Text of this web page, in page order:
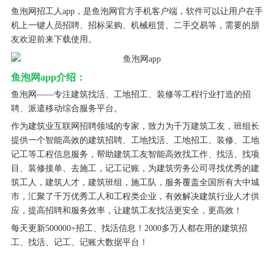
鱼泡网招工人app，是鱼泡网官方手机客户端，软件可以让用户在手
机上一键人员招聘、招标采购、机械租赁、二手交易等，需要的朋
友欢迎前来下载使用。
鱼泡网app介绍：
鱼泡网——专注建筑找活、工地招工、装修等工程行业打造的招
聘、派遣移动综合服务平台。
作为建筑业互联网招聘领域的专家，致力为千万建筑工友，班组长
提供一个智能高效的建筑招聘、工地找活、工地招工、装修、工地
记工等工程信息服务，帮助建筑工友智能高效找工作、找活、找项
目、装修接单、去施工，记工记账，为建筑劳务公司寻找优秀的建
筑工人，建筑人才，建筑班组，施工队，服务覆盖全国所有大中城
市，汇聚了千万优秀工人和工程类企业，有效解决建筑行业人才供
应，提高招聘和服务效率，让建筑工友找活更安全，更高效！
每天更新500000+招工、找活信息！2000多万人都在用的建筑招
工、找活、记工、记账大数据平台！